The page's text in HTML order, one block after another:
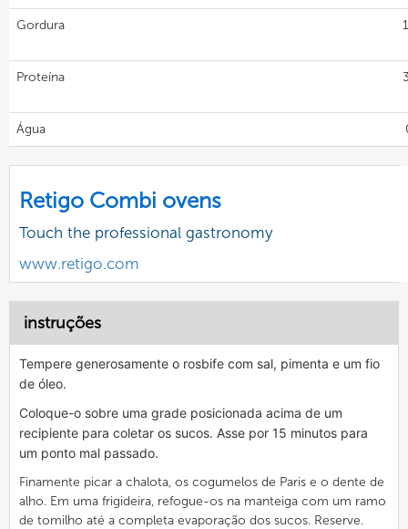
Gordura
Proteína
Água
Retigo Combi ovens
Touch the professional gastronomy
www.retigo.com
instruções
Tempere generosamente o rosbife com sal, pimenta e um fio
de óleo.
Coloque-o sobre uma grade posicionada acima de um
recipiente para coletar os sucos. Asse por 15 minutos para
um ponto mal passado.
Finamente picar a chalota, os cogumelos de Paris e o dente de
alho. Em uma frigideira, refogue-os na manteiga com um ramo
de tomilho até a completa evaporação dos sucos. Reserve.